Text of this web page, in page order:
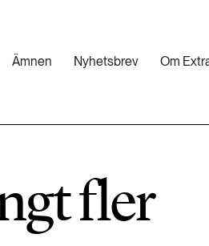
Ämnen Nyhetsbrev Om
ARTIKLAR fler